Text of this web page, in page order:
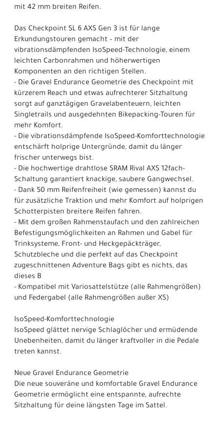
mit 42 mm breiten Reifen.
Das Checkpoint SL 6 AXS Gen 3 ist für lange
Erkundungstouren gemacht – mit der
vibrationsdämpfenden IsoSpeed-Technologie, einem
leichten Carbonrahmen und höherwertigen
Komponenten an den richtigen Stellen.
- Die Gravel Endurance Geometrie des Checkpoint mit
kürzerem Reach und etwas aufrechterer Sitzhaltung
sorgt auf ganztägigen Gravelabenteuern, leichten
Singletrails und ausgedehnten Bikepacking-Touren für
mehr Komfort.
- Die vibrationsdämpfende IsoSpeed-Komforttechnologie
entschärft holprige Untergründe, damit du länger
frischer unterwegs bist.
- Die hochwertige drahtlose SRAM Rival AXS 12fach-
Schaltung garantiert knackige, saubere Gangwechsel.
- Dank 50 mm Reifenfreiheit (wie gemessen) kannst du
für zusätzliche Traktion und mehr Komfort auf holprigen
Schotterpisten breitere Reifen fahren.
- Mit dem großen Rahmenstaufach und den zahlreichen
Befestigungsmöglichkeiten an Rahmen und Gabel für
Trinksysteme, Front- und Heckgepäckträger,
Schutzbleche und die perfekt auf das Checkpoint
zugeschnittenen Adventure Bags gibt es nichts, das
dieses B
- Kompatibel mit Variosattelstütze (alle Rahmengrößen)
und Federgabel (alle Rahmengrößen außer XS)
IsoSpeed-Komforttechnologie
IsoSpeed glättet nervige Schlaglöcher und ermüdende
Unebenheiten, damit du länger kraftvoller in die Pedale
treten kannst.
Neue Gravel Endurance Geometrie
Die neue souveräne und komfortable Gravel Endurance
Geometrie ermöglicht eine entspannte, aufrechte
Sitzhaltung für deine längsten Tage im Sattel.